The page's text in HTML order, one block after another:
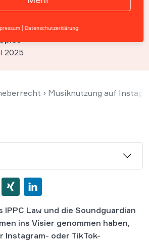
2025
› Musiknutzung auf
IPPC Law und die Soundguardian
ins Visier genommen haben,
Instagram- oder TikTok-
Datenschutzerklärung